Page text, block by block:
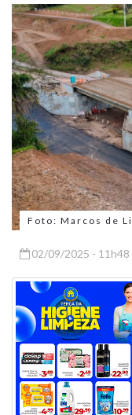
Foto: Marcos de
02/09/2025 - 11h48